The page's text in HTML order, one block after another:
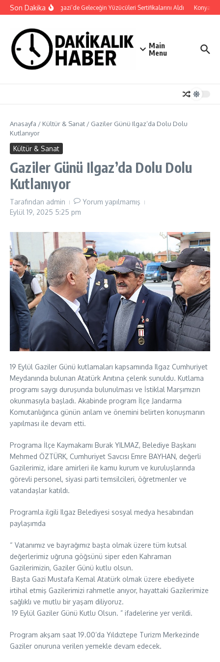
İçeriğe atla
Son DakikaOsmangazi’de Geleceğin Yüzücüleri Sertifikalarını Aldı Konya
Main
Menu
Anasayfa / Kültür & Sanat / Gaziler Günü Ilgaz’da Dolu Dolu
Kutlanıyor
Kültür & Sanat
Gaziler Günü Ilgaz’da Dolu Dolu
Kutlanıyor
Tarafından admin
Yorum yapılmamış
Eylül 19, 2025 5:25 pm
19 Eylül Gaziler Günü kutlamaları kapsamında Ilgaz Cumhuriyet
Meydanında bulunan Atatürk Anıtına çelenk sunuldu. Kutlama
programı saygı duruşunda bulunulması ve İstiklal Marşımızın
okunmasıyla başladı. Akabinde program İlçe Jandarma
Komutanlığınca günün anlam ve önemini belirten konuşmanın
yapılması ile devam etti.
Programa İlçe Kaymakamı Burak YILMAZ, Belediye Başkanı
Mehmed ÖZTÜRK, Cumhuriyet Savcısı Emre BAYHAN, değerli
Gazilerimiz, idare amirleri ile kamu kurum ve kuruluşlarında
görevli personel, siyasi parti temsilcileri, öğretmenler ve
vatandaşlar katıldı.
Programla ilgili Ilgaz Belediyesi sosyal medya hesabından
paylaşımda
“ Vatanımız ve bayrağımız başta olmak üzere tüm kutsal
değerlerimiz uğruna göğsünü siper eden Kahraman
Gazilerimizin, Gaziler Günü kutlu olsun.
Başta Gazi Mustafa Kemal Atatürk olmak üzere ebediyete
irtihal etmiş Gazilerimizi rahmetle anıyor, hayattaki Gazilerimize
sağlıklı ve mutlu bir yaşam diliyoruz.
19 Eylül Gaziler Günü Kutlu Olsun. ” ifadelerine yer verildi.
Program akşam saat 19.00’da Yıldıztepe Turizm Merkezinde
Gaziler onuruna verilen yemekle devam edecek.